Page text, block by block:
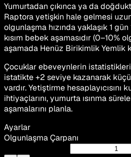
Yumurtadan çıkınca ya da
Raptora yetişkin hale gelmesi
olgunlaşma hızında yaklaşık 1
kısım bebek aşamasıdır (0–10%
aşamada Henüz Birikimlik Yemlik
Çocuklar ebeveynlerin
istatikte +2 seviye kazanarak
vardır. Yetiştirme hesaplayıcısını
ihtiyaçlarını, yumurta ısınma
aşamalarını planla.
Ayarlar
Olgunlaşma Çarpanı